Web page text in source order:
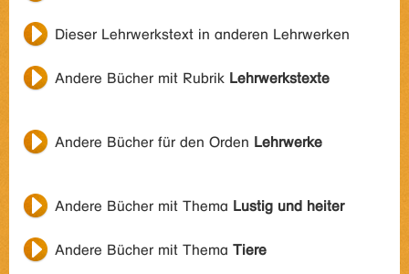
Dieser Lehrwerkstext in anderen Lehrwerken
Andere Bücher mit Rubrik Lehrwerkstexte
Andere Bücher für den Orden Lehrwerke
Andere Bücher mit Thema Lustig und heiter
Andere Bücher mit Thema Tiere